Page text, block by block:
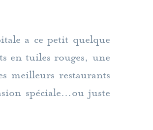
a ce petit quelque
en tuiles rouges, une
meilleurs restaurants
spéciale…ou juste